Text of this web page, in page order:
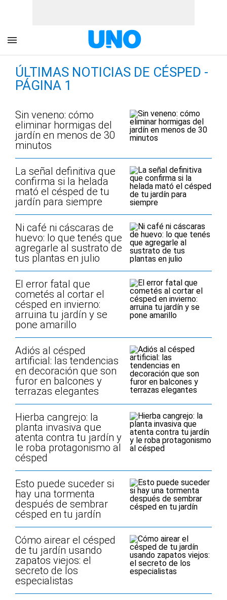
ÚLTIMAS NOTICIAS DE CÉSPED -
PÁGINA 1
Sin veneno: cómo
eliminar hormigas del
jardín en menos de 30
minutos
La señal definitiva que
confirma si la helada
mató el césped de tu
jardín para siempre
Ni café ni cáscaras de
huevo: lo que tenés que
agregarle al sustrato de
tus plantas en julio
El error fatal que
cometés al cortar el
césped en invierno:
arruina tu jardín y se
pone amarillo
Adiós al césped
artificial: las tendencias
en decoración que son
furor en balcones y
terrazas elegantes
Hierba cangrejo: la
planta invasiva que
atenta contra tu jardín y
le roba protagonismo al
césped
Esto puede suceder si
hay una tormenta
después de sembrar
césped en tu jardín
Cómo airear el césped
de tu jardín usando
zapatos viejos: el
secreto de los
especialistas